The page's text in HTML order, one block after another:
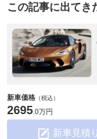
この記事に出てき
新車価格 （税込）
2695.0万円
新車見積り